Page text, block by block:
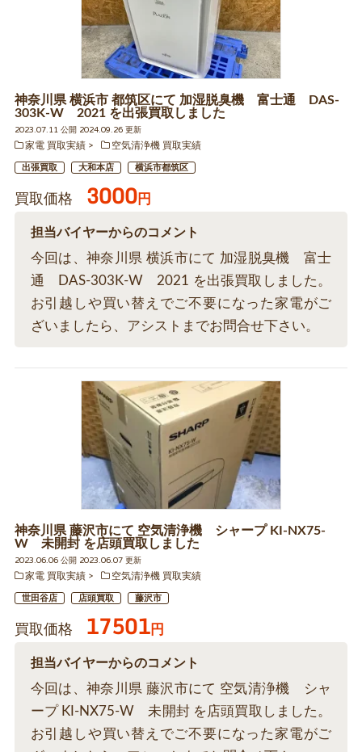
神奈川県 横浜市 都筑区にて 加湿脱臭機 富士通 DAS-
303K-W 2021 を出張買取しました
2023.07.11 公開 2024.09.26 更新
家電 買取実績
空気清浄機 買取実績
出張買取 大和本店 横浜市都筑区
買取価格 3000円
担当バイヤーからのコメント
今回は、神奈川県 横浜市にて 加湿脱臭機 富士
通 DAS-303K-W 2021 を出張買取しました。
お引越しや買い替えでご不要になった家電がご
ざいましたら、アシストまでお問合せ下さい。
神奈川県 藤沢市にて 空気清浄機 シャープ KI-NX75-
W 未開封 を店頭買取しました
2023.06.06 公開 2023.06.07 更新
家電 買取実績
空気清浄機 買取実績
世田谷店 店頭買取 藤沢市
買取価格 17501円
担当バイヤーからのコメント
今回は、神奈川県 藤沢市にて 空気清浄機 シャ
ープ KI-NX75-W 未開封 を店頭買取しました。
お引越しや買い替えでご不要になった家電がご